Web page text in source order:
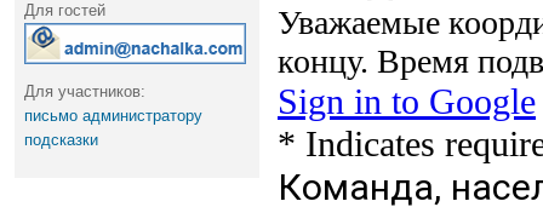
Для гостей
Для участников:
письмо администратору
подсказки